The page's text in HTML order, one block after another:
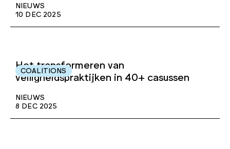
NIEUWS
10 DEC 2025
COALITIONS
Het transformeren van
veiligheidspraktijken in 40+ casussen
NIEUWS
8 DEC 2025